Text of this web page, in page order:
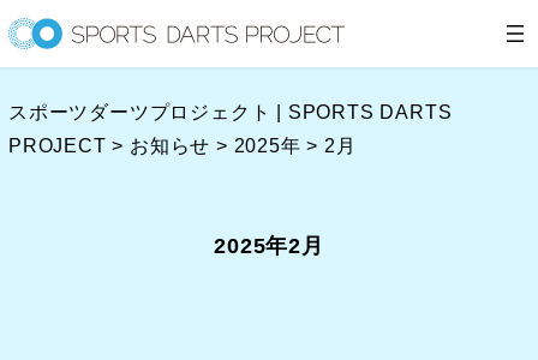
内
容
ス
キ
スポーツダーツプロジェクト | SPORTS DARTS
PROJECT > お知らせ > 2025年 > 2月
2025年2月